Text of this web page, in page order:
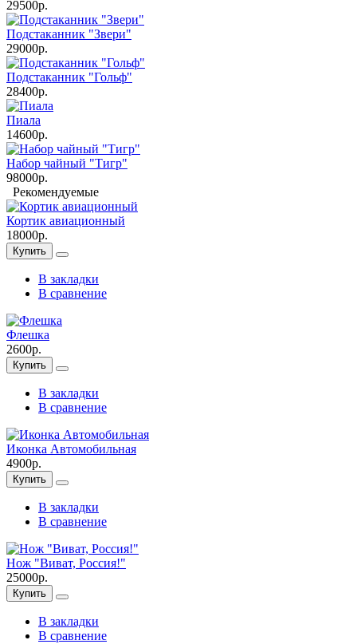
29500р.
Подстаканник "Звери"
29000р.
Подстаканник "Гольф"
28400р.
Пиала
14600р.
Набор чайный "Тигр"
98000р.
Рекомендуемые
Кортик авиационный
18000р.
Купить
В закладки
В сравнение
Флешка
2600р.
Купить
В закладки
В сравнение
Иконка Автомобильная
4900р.
Купить
В закладки
В сравнение
Нож "Виват, Россия!"
25000р.
Купить
В закладки
В сравнение